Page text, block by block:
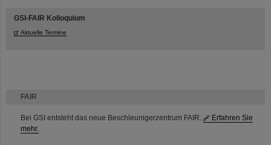
FAIR
Bei GSI entsteht das neue Beschleunigerzentrum FAIR.
Erfahren Sie
mehr.
GSI-FAIR Kolloquium
Aktuelle Termine